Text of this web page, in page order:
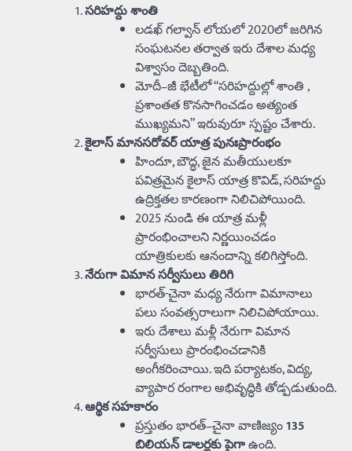
సరిహద్దు శాంతి
లడఖ్ గల్వాన్ లోయలో 2020లో జరిగిన
సంఘటనల తర్వాత ఇరు దేశాల మధ్య
విశ్వాసం దెబ్బతింది.
మోదీ–జీభేటీలో “సరిహద్దుల్లో శాంతి ,
ప్రశాంతత కొనసాగించడం అత్యంత
ముఖ్యమని” ఇరువురూ స్పష్టం చేశారు.
కైలాస్ మానసరోవర్ యాత్ర పునఃప్రారంభం
హిందూ, బౌద్ధ, జైన మతీయులకూ
పవిత్రమైన కైలాస్ యాత్ర కొవిడ్, సరిహద్దు
ఉద్రిక్తతల కారణంగా నిలిచిపోయింది.
2025 నుండి ఈ యాత్ర మళ్లీ
ప్రారంభించాలని నిర్ణయించడం
యాత్రికులకు ఆనందాన్ని కలిగిస్తోంది.
నేరుగా విమాన సర్వీసులు తిరిగి
భారత్-చైనా మధ్య నేరుగా విమానాలు
పలు సంవత్సరాలుగా నిలిచిపోయాయి.
ఇరు దేశాలు మళ్లీ నేరుగా విమాన
సర్వీసులు ప్రారంభించడానికి
అంగీకరించాయి. ఇది పర్యాటకం, విద్య,
వ్యాపార రంగాల అభివృద్ధికి తోడ్పడుతుంది.
ఆర్థిక సహకారం
ప్రస్తుతం భారత్–చైనా వాణిజ్యం135
బిలియన్ డాలర్లకు పైగాఉంది.